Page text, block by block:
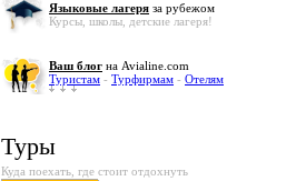
Языковые лагеря за рубежом
Курсы, школы, детские лагеря!
Ваш блог на Avialine.com
Туристам - Турфирмам - Отелям
Туры
Куда поехать, где стоит отдохнуть